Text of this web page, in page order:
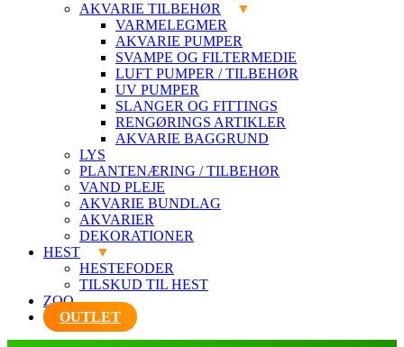
AKVARIE TILBEHØR
VARMELEGMER
AKVARIE PUMPER
SVAMPE OG FILTERMEDIE
LUFT PUMPER / TILBEHØR
UV PUMPER
SLANGER OG FITTINGS
RENGØRINGS ARTIKLER
AKVARIE BAGGRUND
LYS
PLANTENÆRING / TILBEHØR
VAND PLEJE
AKVARIE BUNDLAG
AKVARIER
DEKORATIONER
HEST
HESTEFODER
TILSKUD TIL HEST
ZOO
OUTLET